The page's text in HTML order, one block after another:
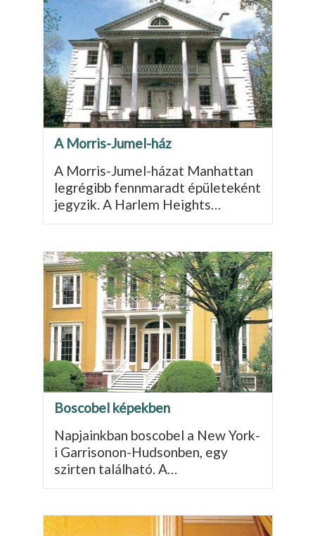
A Morris-Jumel-ház
A Morris-Jumel-házat Manhattan
legrégibb fennmaradt épületeként
jegyzik. A Harlem Heights…
Boscobel képekben
Napjainkban boscobel a New York-
i Garrisonon-Hudsonben, egy
szirten található. A…